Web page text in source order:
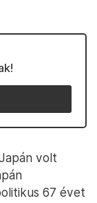
volt
67 évet